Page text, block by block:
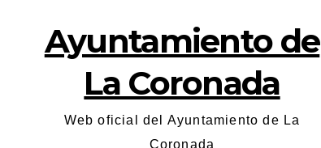
Ayuntamiento de
La Coronada
Web oficial del Ayuntamiento de La
Coronada